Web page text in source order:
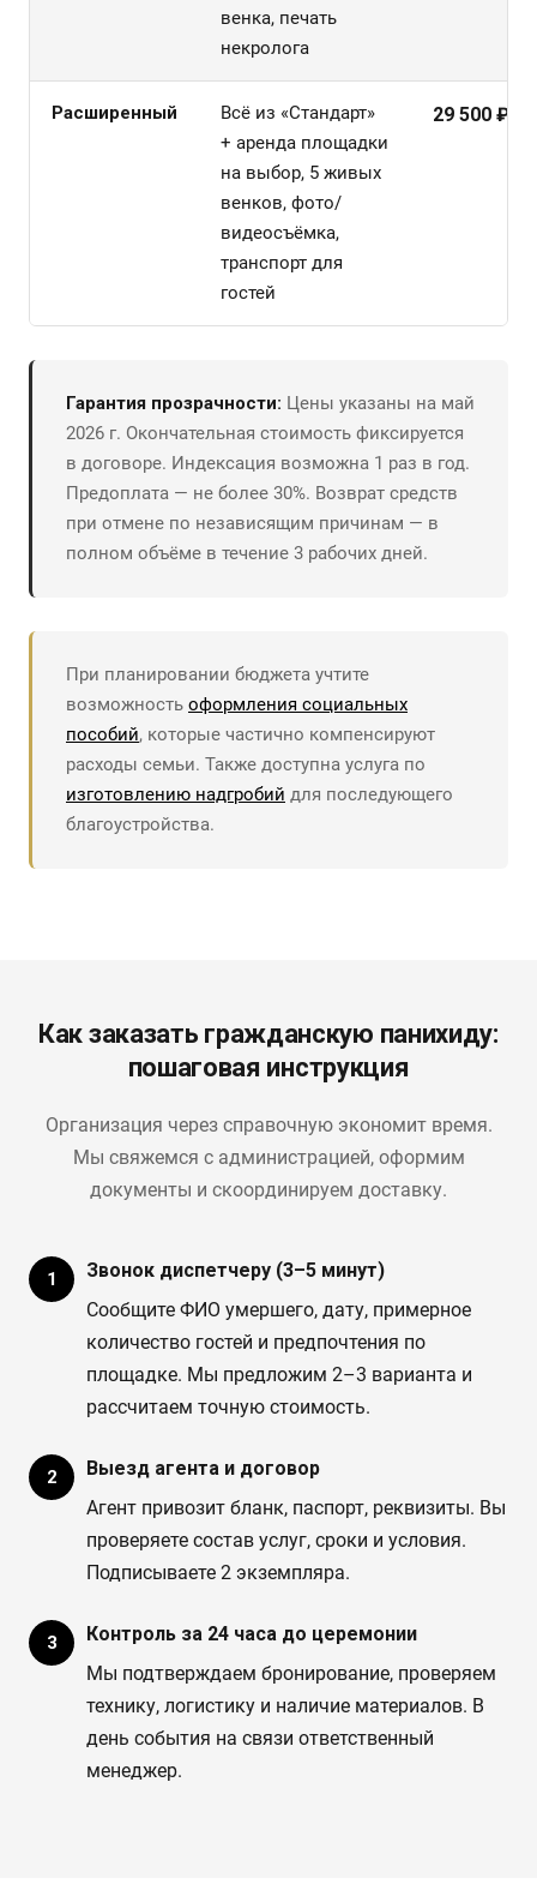
венка, печать
некролога
Расширенный
Всё из «Стандарт»
+ аренда площадки
на выбор, 5 живых
венков, фото/
видеосъёмка,
транспорт для
гостей
29 500 ₽
Гарантия прозрачности: Цены указаны на май
2026 г. Окончательная стоимость фиксируется
в договоре. Индексация возможна 1 раз в год.
Предоплата — не более 30%. Возврат средств
при отмене по независящим причинам — в
полном объёме в течение 3 рабочих дней.
При планировании бюджета учтите
возможность оформления социальных
пособий, которые частично компенсируют
расходы семьи. Также доступна услуга по
изготовлению надгробий для последующего
благоустройства.
Как заказать гражданскую панихиду:
пошаговая инструкция
Организация через справочную экономит время.
Мы свяжемся с администрацией, оформим
документы и скоординируем доставку.
Звонок диспетчеру (3–5 минут)
Сообщите ФИО умершего, дату, примерное
количество гостей и предпочтения по
площадке. Мы предложим 2–3 варианта и
рассчитаем точную стоимость.
Выезд агента и договор
Агент привозит бланк, паспорт, реквизиты. Вы
проверяете состав услуг, сроки и условия.
Подписываете 2 экземпляра.
Контроль за 24 часа до церемонии
Мы подтверждаем бронирование, проверяем
технику, логистику и наличие материалов. В
день события на связи ответственный
менеджер.